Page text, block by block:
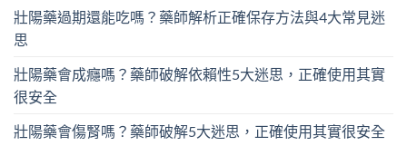
壯陽藥過期還能吃嗎？藥師解析正確保存方法與4大常見迷
思
壯陽藥會成癮嗎？藥師破解依賴性5大迷思，正確使用其實
很安全
壯陽藥會傷腎嗎？藥師破解5大迷思，正確使用其實很安全